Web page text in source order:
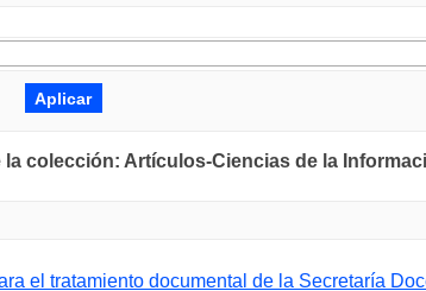
colección: Artículos-Ciencias de la
el tratamiento documental de la Secretaría